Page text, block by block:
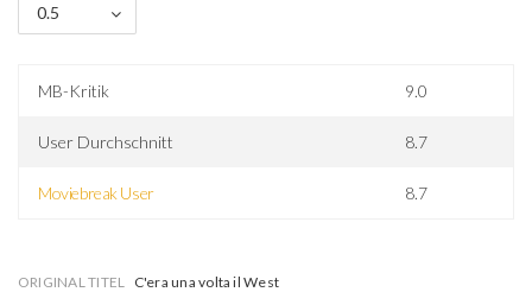
0.5
MB-Kritik 9.0
User Durchschnitt 8.7
Moviebreak User 8.7
ORIGINAL TITEL
C'era una volta il West